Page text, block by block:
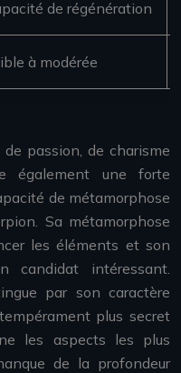
de régénération
à modérée
passion, de charisme
également une forte
de métamorphose
Sa métamorphose
les éléments et son
intéressant.
par son caractère
plus secret
les aspects les plus
de la profondeur